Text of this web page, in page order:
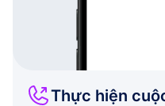
Thực hiện